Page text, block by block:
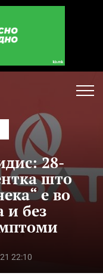
28-
што
е во
и без
22:10